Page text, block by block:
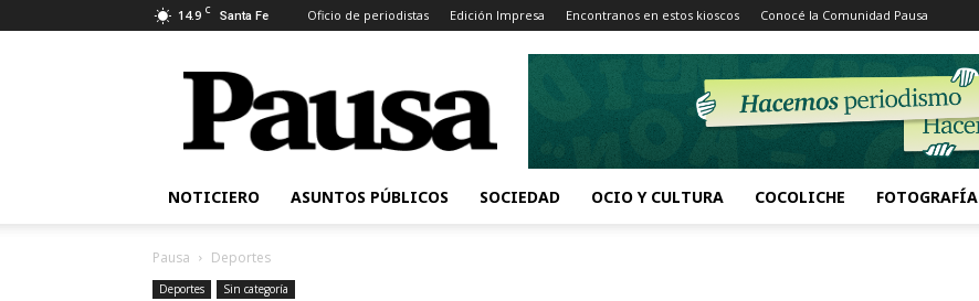
14.9 C Santa Fe Oficio de periodistas Edición Impresa Encontranos en estos kioscos Conocé la Comunidad Pausa
Pausa
NOTICIERO ASUNTOS PÚBLICOS SOCIEDAD OCIO Y CULTURA COCOLICHE FOTOGRAFÍA
Pausa Deportes
Deportes Sin categoría